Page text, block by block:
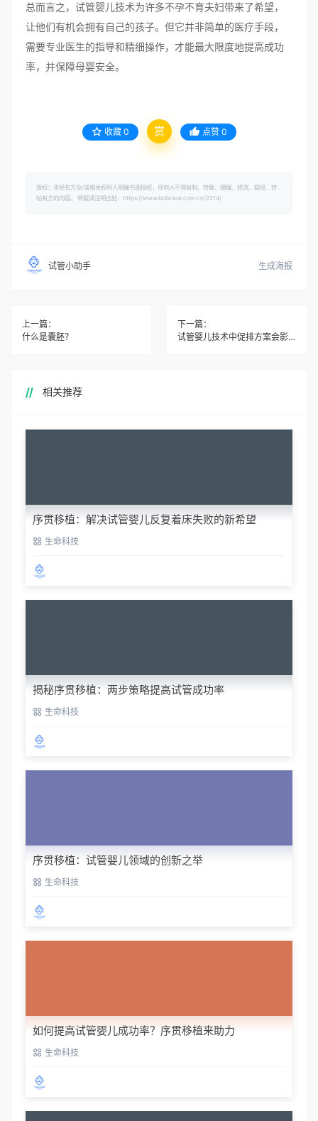
总而言之，试管婴儿技术为许多不孕不育夫妇带来了希望，
让他们有机会拥有自己的孩子。但它并非简单的医疗手段，
需要专业医生的指导和精细操作，才能最大限度地提高成功
率，并保障母婴安全。
收藏 0 赏 点赞 0
版权：未经有方及/或相关权利人明确书面授权，任何人不得复制、转载、摘编、修改、链接、转
帖有方的内容。 转载请注明出处：https://www.bobcare.com.cn/2214/
试管小助手 生成海报
上一篇：
什么是囊胚？
下一篇：
试管婴儿技术中促排方案会影响孕妇的身体健康吗？
相关推荐
序贯移植：解决试管婴儿反复着床失败的新希望
生命科技
揭秘序贯移植：两步策略提高试管成功率
生命科技
序贯移植：试管婴儿领域的创新之举
生命科技
如何提高试管婴儿成功率？序贯移植来助力
生命科技